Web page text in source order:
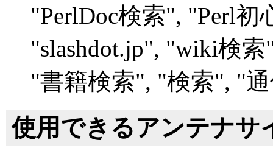
"PerlDoc検索", "Perl初
"slashdot.jp", "wiki検索
"書籍検索", "検索", "
使用できるアンテナサ